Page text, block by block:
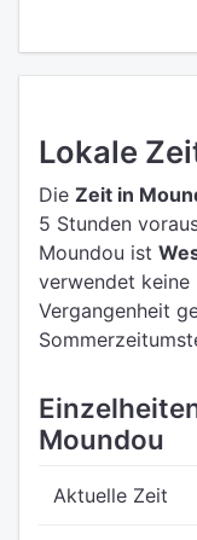
Lokale
Die Zeit in
5 Stunden
Moundou ist
verwendet keine
Vergangenheit
Moundou
Aktuelle Zeit